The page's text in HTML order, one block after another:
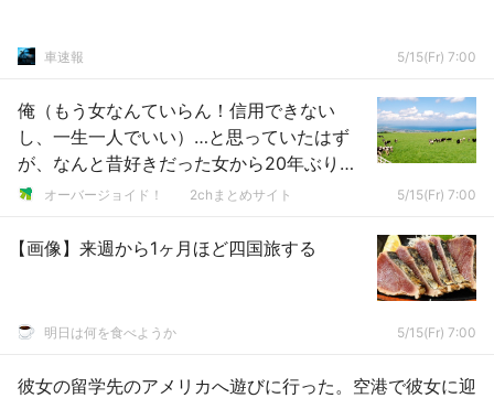
車速報 5/15(Fr) 7:00
俺（もう女なんていらん！信用できない
し、一生一人でいい）…と思っていたはず
が、なんと昔好きだった女から20年ぶりに
連絡がきた結果……..
オーバージョイド！ 2chまとめサイト 5/15(Fr) 7:00
【画像】来週から1ヶ月ほど四国旅する
明日は何を食べようか 5/15(Fr) 7:00
彼女の留学先のアメリカへ遊びに行った。空港で彼女に迎